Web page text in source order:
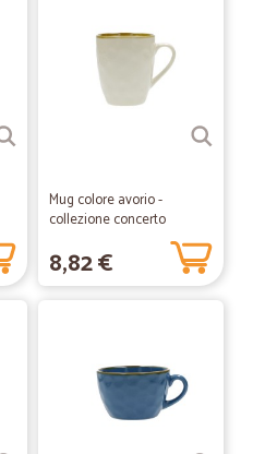
Mug colore avorio -
collezione concerto
8,82 €